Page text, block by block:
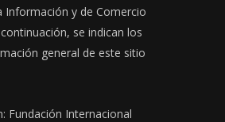
Información y de Comercio
se indican los
general de este sitio
Fundación Internacional